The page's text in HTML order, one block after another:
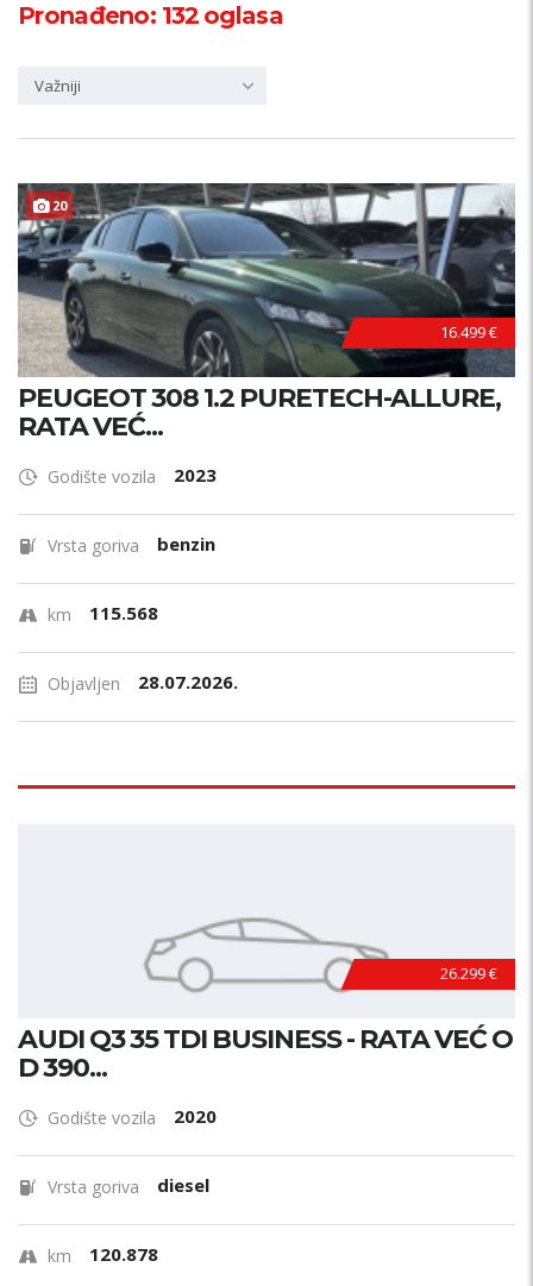
Samo sa slikom
Pronađeno: 132oglasa
Važniji
20
16.499 €
PEUGEOT 308 1.2 PURETECH-ALLURE,
RATA VEĆ...
Godište vozila 2023
Vrsta goriva benzin
km 115.568
Objavljen 28.07.2026.
26.299 €
AUDI Q3 35 TDI BUSINESS - RATA VEĆ O
D 390...
Godište vozila 2020
Vrsta goriva diesel
km 120.878